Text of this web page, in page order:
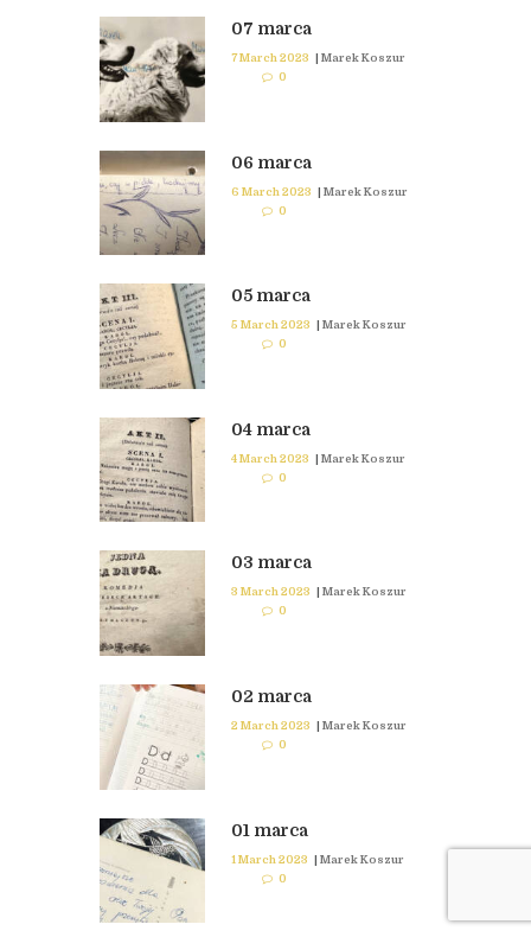
07 marca
7 March 2023 | Marek Koszur
0
06 marca
6 March 2023 | Marek Koszur
0
05 marca
5 March 2023 | Marek Koszur
0
04 marca
4 March 2023 | Marek Koszur
0
03 marca
3 March 2023
Marek Koszur
0
02 marca
2 March 2023 | Marek Koszur
0
01 marca
1 March 2023 | Marek Koszur
0